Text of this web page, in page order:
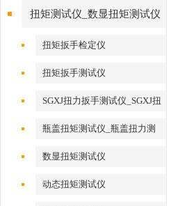
扭矩测试仪_数显扭矩测试仪
扭矩扳手检定仪
扭矩扳手测试仪
SGXJ扭力扳手测试仪_SGXJ扭
力扳手校准仪
瓶盖扭矩测试仪_瓶盖扭力测
试仪
数显扭矩测试仪
动态扭矩测试仪